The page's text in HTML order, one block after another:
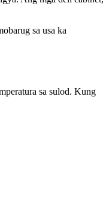
sa usa ka
sa sulod. Kung